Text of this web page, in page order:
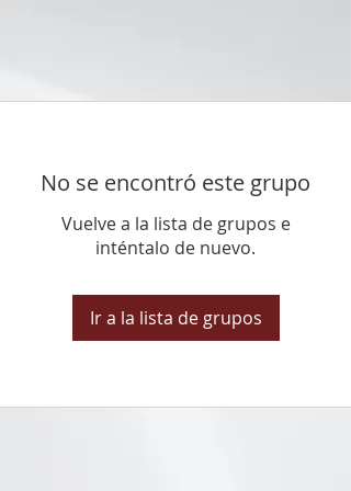
No se encontró este grupo
Vuelve a la lista de grupos e
inténtalo de nuevo.
Ir a la lista de grupos